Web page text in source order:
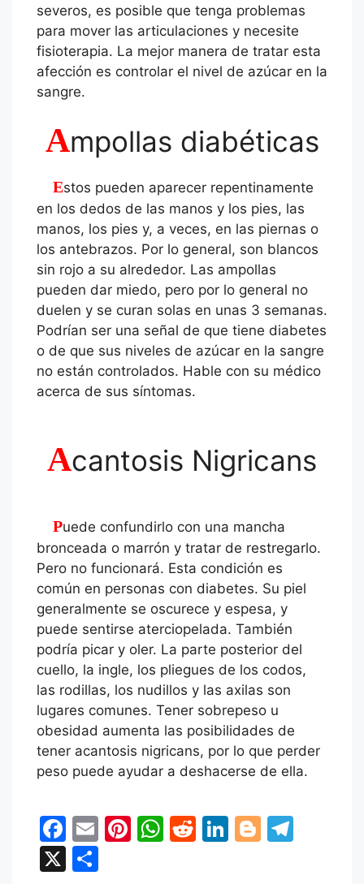
severos, es posible que tenga problemas
para mover las articulaciones y necesite
fisioterapia. La mejor manera de tratar esta
afección es controlar el nivel de azúcar en la
sangre.
Ampollas diabéticas
Estos pueden aparecer repentinamente
en los dedos de las manos y los pies, las
manos, los pies y, a veces, en las piernas o
los antebrazos. Por lo general, son blancos
sin rojo a su alrededor. Las ampollas
pueden dar miedo, pero por lo general no
duelen y se curan solas en unas 3 semanas.
Podrían ser una señal de que tiene diabetes
o de que sus niveles de azúcar en la sangre
no están controlados. Hable con su médico
acerca de sus síntomas.
Acantosis Nigricans
Puede confundirlo con una mancha
bronceada o marrón y tratar de restregarlo.
Pero no funcionará. Esta condición es
común en personas con diabetes. Su piel
generalmente se oscurece y espesa, y
puede sentirse aterciopelada. También
podría picar y oler. La parte posterior del
cuello, la ingle, los pliegues de los codos,
las rodillas, los nudillos y las axilas son
lugares comunes. Tener sobrepeso u
obesidad aumenta las posibilidades de
tener acantosis nigricans, por lo que perder
peso puede ayudar a deshacerse de ella.
F
a
E
Pi W R
Li Bl
X